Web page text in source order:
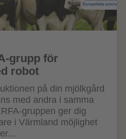
grupp för
robot
på din mjölkgård
med andra i samma
gruppen ger dig
i Värmland möjlighet